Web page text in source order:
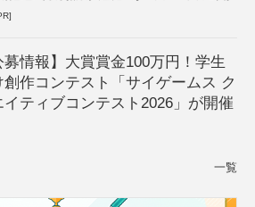
募情報】大賞賞金100万円！学生
創作コンテスト「サイゲームス ク
イティブコンテスト2026」が開催
一覧